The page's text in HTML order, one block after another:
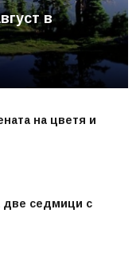
в
на цветя и
две седмици с